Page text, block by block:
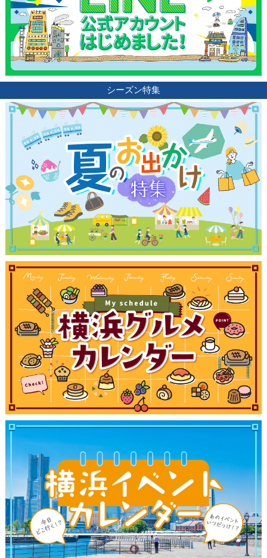
シーズン特集
観光ガイド
ランキング
ブログ記事
サイトについて